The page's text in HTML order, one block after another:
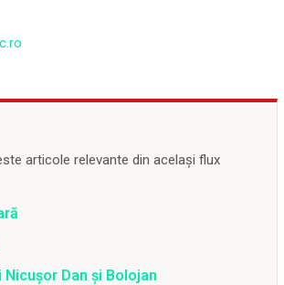
articole relevante din același flux
Dan și Bolojan